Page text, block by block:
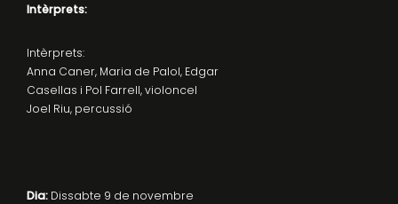
Intèrprets:
Intèrprets:
Anna Caner, Maria de Palol, Edgar
Casellas i Pol Farrell, violoncel
Joel Riu, percussió
Dia: Dissabte 9 de novembre